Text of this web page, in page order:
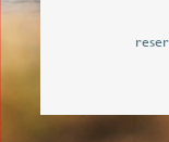
de façon